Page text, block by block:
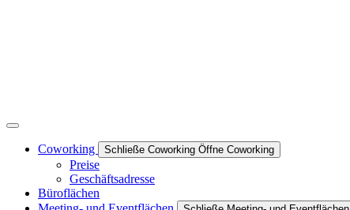
Coworking Schließe Coworking Öffne Coworking
Preise
Geschäftsadresse
Büroflächen